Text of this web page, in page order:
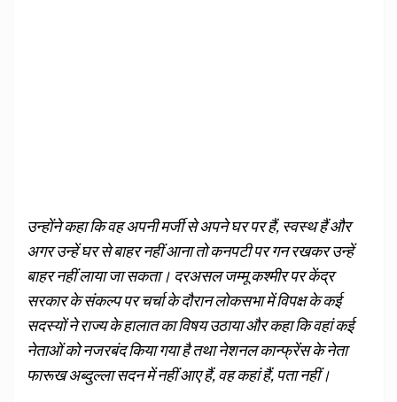
उन्होंने कहा कि वह अपनी मर्जी से अपने घर पर हैं, स्वस्थ हैं और
अगर उन्हें घर से बाहर नहीं आना तो कनपटी पर गन रखकर उन्हें
बाहर नहीं लाया जा सकता। दरअसल जम्मू कश्मीर पर केंद्र
सरकार के संकल्प पर चर्चा के दौरान लोकसभा में विपक्ष के कई
सदस्यों ने राज्य के हालात का विषय उठाया और कहा कि वहां कई
नेताओं को नजरबंद किया गया है तथा नेशनल कान्फ्रेंस के नेता
फारूख अब्दुल्ला सदन में नहीं आए हैं, वह कहां हैं, पता नहीं।